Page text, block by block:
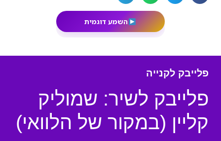
השמע דוגמית
פלייבק לקנייה
פלייבק לשיר: שמוליק
קליין (במקור של הלוואי)